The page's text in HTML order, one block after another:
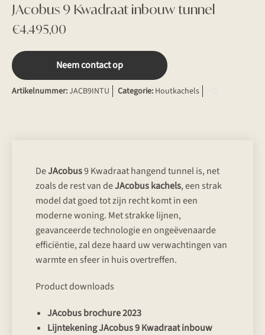
JAcobus 9 Kwadraat inbouw tunnel
€4.495,00
Neem contact op
Artikelnummer:JACB9INTU Categorie: Houtkachels
DeJAcobus9 Kwadraat hangend tunnel is, net
zoals de rest van deJAcobus kachels, een strak
model dat goed tot zijn recht komt in een
moderne woning. Met strakke lijnen,
geavanceerde technologie en ongeëvenaarde
efficiëntie, zal deze haard uw verwachtingen van
warmte en sfeer in huis overtreffen.
Product downloads
JAcobus brochure 2023
Lijntekening JAcobus 9 Kwadraat inbouw